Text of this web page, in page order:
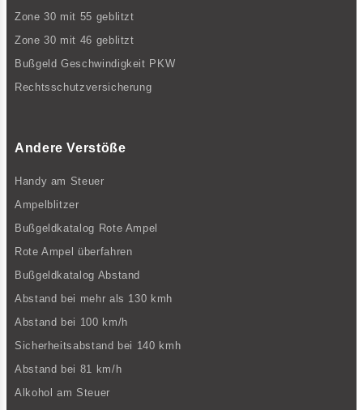
Zone 30 mit 55 geblitzt
Zone 30 mit 46 geblitzt
Bußgeld Geschwindigkeit PKW
Rechtsschutzversicherung
Andere Verstöße
Handy am Steuer
Ampelblitzer
Bußgeldkatalog Rote Ampel
Rote Ampel überfahren
Bußgeldkatalog Abstand
Abstand bei mehr als 130 kmh
Abstand bei 100 km/h
Sicherheitsabstand bei 140 kmh
Abstand bei 81 km/h
Alkohol am Steuer